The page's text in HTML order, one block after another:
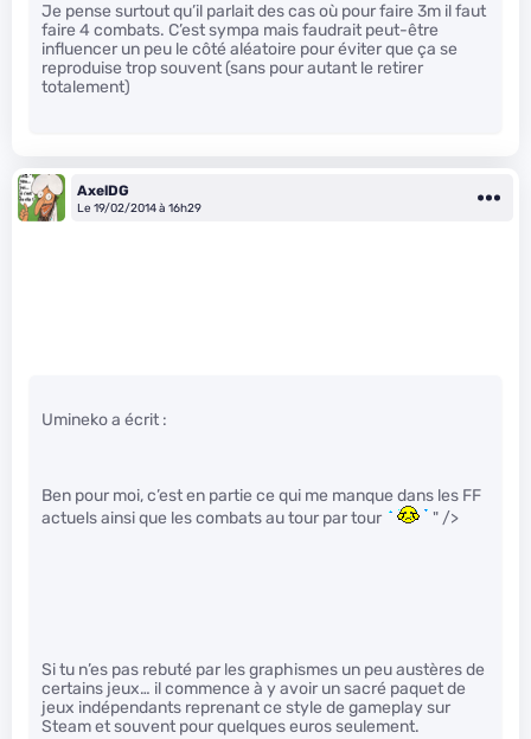
Je pense surtout qu’il parlait des cas où pour faire 3m il faut
faire 4 combats. C’est sympa mais faudrait peut-être
influencer un peu le côté aléatoire pour éviter que ça se
reproduise trop souvent (sans pour autant le retirer
totalement)
AxelDG
Le 19/02/2014 à 16h29
Umineko a écrit :
Ben pour moi, c’est en partie ce qui me manque dans les FF
actuels ainsi que les combats au tour par tour
" />
Si tu n’es pas rebuté par les graphismes un peu austères de
certains jeux… il commence à y avoir un sacré paquet de
jeux indépendants reprenant ce style de gameplay sur
Steam et souvent pour quelques euros seulement.